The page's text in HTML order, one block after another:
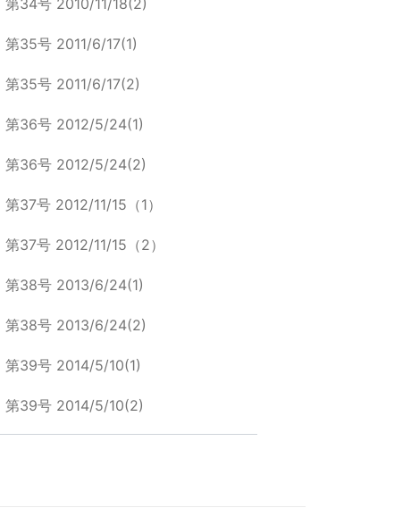
第34号 2010/11/18(2)
第35号 2011/6/17(1)
第35号 2011/6/17(2)
第36号 2012/5/24(1)
第36号 2012/5/24(2)
第37号 2012/11/15（1）
第37号 2012/11/15（2）
第38号 2013/6/24(1)
第38号 2013/6/24(2)
第39号 2014/5/10(1)
第39号 2014/5/10(2)